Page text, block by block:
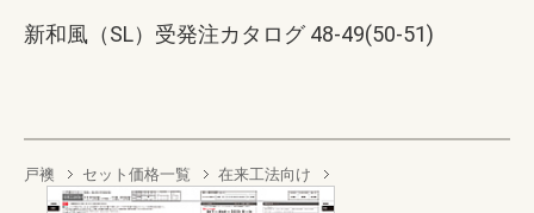
新和風（SL）受発注カタログ 48-49(50-51)
戸襖 セット価格一覧 在来工法向け